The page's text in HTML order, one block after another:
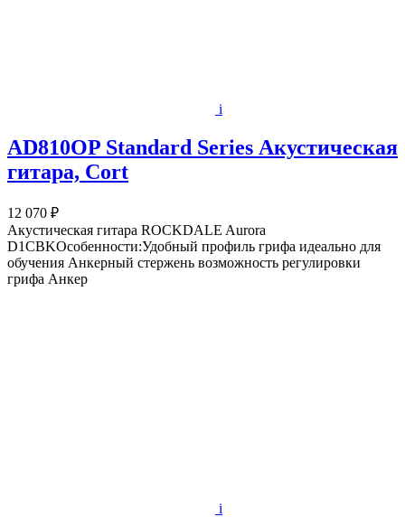
i
AD810OP Standard Series Акустическая
гитара, Cort
12 070 ₽
Акустическая гитара ROCKDALE Aurora
D1CBKОсобенности:Удобный профиль грифа идеально для
обучения Анкерный стержень возможность регулировки
грифа Анкер
i